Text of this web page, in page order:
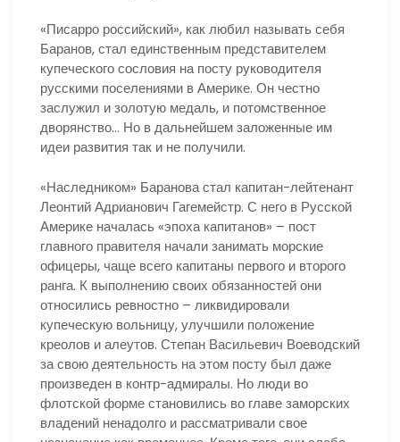
«Писарро российский», как любил называть себя
Баранов, стал единственным представителем
купеческого сословия на посту руководителя
русскими поселениями в Америке. Он честно
заслужил и золотую медаль, и потомственное
дворянство… Но в дальнейшем заложенные им
идеи развития так и не получили.
«Наследником» Баранова стал капитан-лейтенант
Леонтий Адрианович Гагемейстр. С него в Русской
Америке началась «эпоха капитанов» – пост
главного правителя начали занимать морские
офицеры, чаще всего капитаны первого и второго
ранга. К выполнению своих обязанностей они
относились ревностно – ликвидировали
купеческую вольницу, улучшили положение
креолов и алеутов. Степан Васильевич Воеводский
за свою деятельность на этом посту был даже
произведен в контр-адмиралы. Но люди во
флотской форме становились во главе заморских
владений ненадолго и рассматривали свое